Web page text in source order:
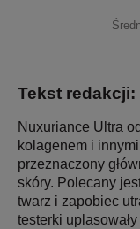
Tekst redakcji:
Nuxuriance Ultra
kolagenem i
przeznaczony
skóry. Polecany
twarz i zapobiec
testerki